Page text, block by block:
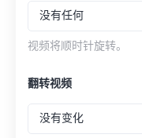
没有任何
视频将顺时针旋转。
翻转视频
没有变化